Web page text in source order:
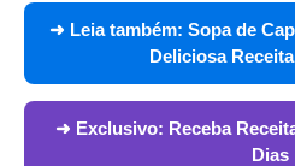
➜ Leia também: Sopa de
Deliciosa
➜ Exclusivo: Receba
Dias